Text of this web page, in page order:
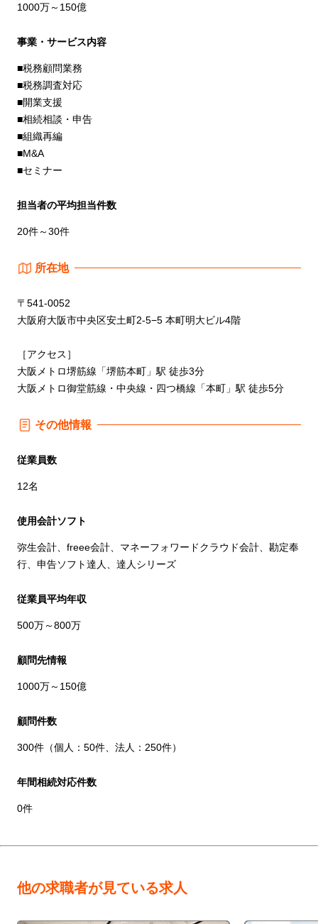
1000万～150億
事業・サービス内容
■税務顧問業務
■税務調査対応
■開業支援
■相続相談・申告
■組織再編
■M&A
■セミナー
担当者の平均担当件数
20件～30件
所在地
〒541-0052
大阪府大阪市中央区安土町2-5−5 本町明大ビル4階
［アクセス］
大阪メトロ堺筋線「堺筋本町」駅 徒歩3分
大阪メトロ御堂筋線・中央線・四つ橋線「本町」駅 徒歩5分
その他情報
従業員数
12名
使用会計ソフト
弥生会計、freee会計、マネーフォワードクラウド会計、勘定奉
行、申告ソフト達人、達人シリーズ
従業員平均年収
500万～800万
顧問先情報
1000万～150億
顧問件数
300件（個人：50件、法人：250件）
年間相続対応件数
0件
他の求職者が見ている求人